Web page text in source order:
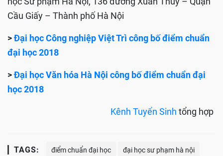
Cầu Giấy – Thành phố Hà Nội
>Đại học Công nghiệp Việt Trì công bố điểm chuẩn
đại học 2018
>Đại học Văn hóa Hà Nội công bố điểm chuẩn đại
học 2018
Kênh Tuyển Sinh tổng hợp
TAGS: điểm chuẩn đại học đại học sư phạm hà nội